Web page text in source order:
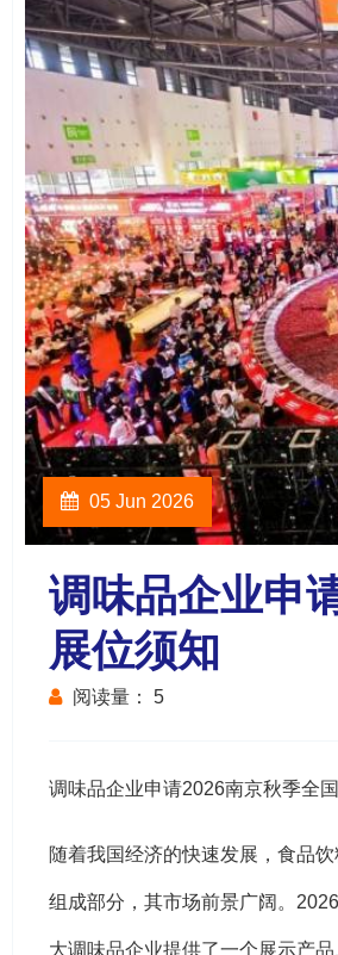
05 Jun 2026
调味品企业申
展位须知
阅读量： 5
调味品企业申请2026南京秋季全
随着我国经济的快速发展，食品
组成部分，其市场前景广阔。
大调味品企业提供了一个展示产